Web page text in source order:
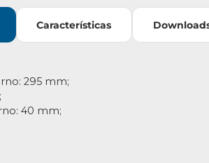
Características
295 mm;
40 mm;